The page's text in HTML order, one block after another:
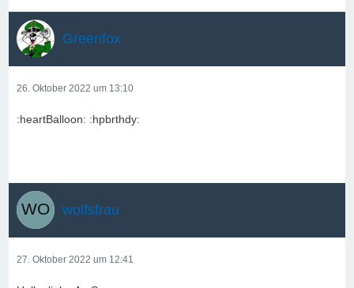
Greenfox
26. Oktober 2022 um 13:10
:heartBalloon: :hpbrthdy:
wolfsfrau
27. Oktober 2022 um 12:41